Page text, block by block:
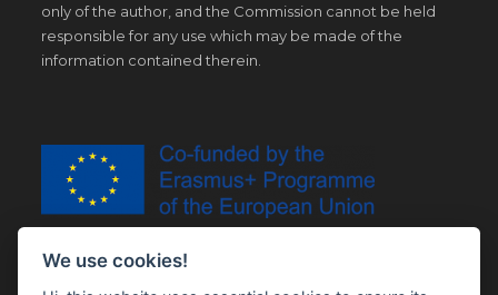
only of the author, and the Commission cannot be held
responsible for any use which may be made of the
information contained therein.
We use cookies!